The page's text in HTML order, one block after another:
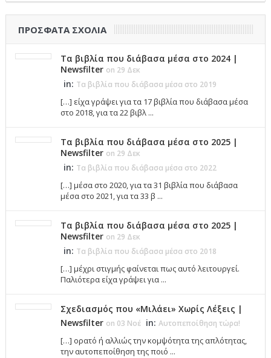
ΠΡΌΣΦΑΤΑ ΣΧΌΛΙΑ
Τα βιβλία που διάβασα μέσα στο 2024 |
Newsfilter on 29 Δεκ
in: Τα βιβλία που διάβασα μέσα στο 2019
[…] είχα γράψει για τα 17 βιβλία που διάβασα μέσα
στο 2018, για τα 22 βιβλ ...
Τα βιβλία που διάβασα μέσα στο 2025 |
Newsfilter on 29 Δεκ
in: Τα βιβλία που διάβασα μέσα στο 2022
[…] μέσα στο 2020, για τα 31 βιβλία που διάβασα
μέσα στο 2021, για τα 33 β ...
Τα βιβλία που διάβασα μέσα στο 2025 |
Newsfilter on 29 Δεκ
in: Τα βιβλία που διάβασα μέσα στο 2018
[…] μέχρι στιγμής φαίνεται πως αυτό λειτουργεί.
Παλιότερα είχα γράψει για ...
Σχεδιασμός που «Μιλάει» Χωρίς Λέξεις |
Newsfilter on 03 Νοέ in: Αυτοπεποίθηση τώρα!
[…] ορατό ή αλλιώς την κομψότητα της απλότητας,
την αυτοπεποίθηση της ποιό ...